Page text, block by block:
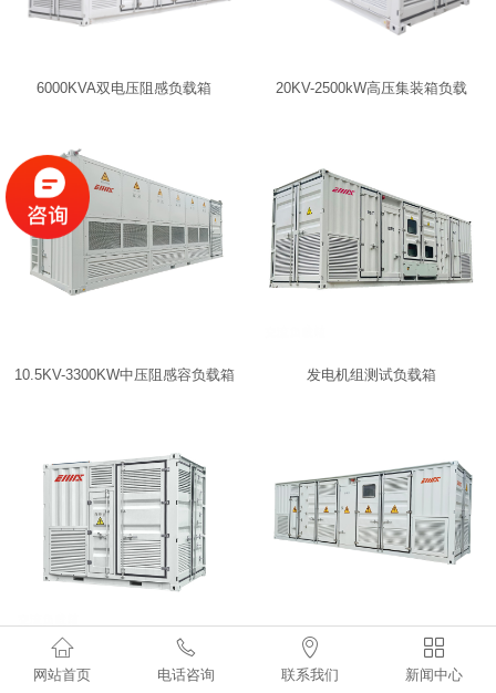
浸没式相变负载
低压纯阻负载箱
中型阻感负载箱
RCD非线性负载
RLC防孤岛测试负载
集装箱式负载
集装箱式阻感负载箱
集装箱式直流高压负载
机架式负载箱
机架式负载箱
开关器件寿命测试
6000KVA双电压阻感负载箱 20KV-2500kW高压集装箱负载
10.5KV-3300KW中压阻感容负载箱 发电机组测试负载箱
双电压阻感负载箱

网站首页

电话咨询

联系我们

新闻中心